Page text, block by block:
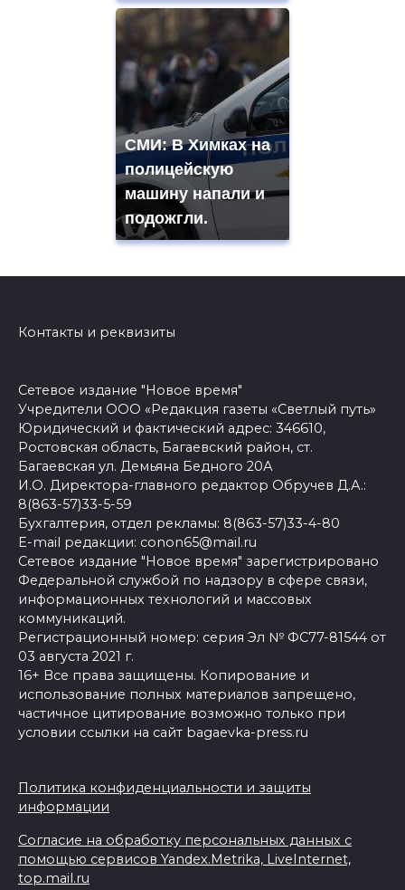
СМИ: В Химках на
полицейскую
машину напали и
подожгли.
Контакты и реквизиты
Сетевое издание "Новое время"
Учредители ООО «Редакция газеты «Светлый путь»
Юридический и фактический адрес: 346610,
Ростовская область, Багаевский район, ст.
Багаевская ул. Демьяна Бедного 20А
И.О. Директора-главного редактор Обручев Д.А.:
8(863-57)33-5-59
Бухгалтерия, отдел рекламы: 8(863-57)33-4-80
E-mail редакции: conon65@mail.ru
Сетевое издание "Новое время" зарегистрировано
Федеральной службой по надзору в сфере связи,
информационных технологий и массовых
коммуникаций.
Регистрационный номер: серия Эл № ФС77-81544 от
03 августа 2021 г.
16+ Все права защищены. Копирование и
использование полных материалов запрещено,
частичное цитирование возможно только при
условии ссылки на сайт bagaevka-press.ru
Политика конфиденциальности и защиты
информации
Согласие на обработку персональных данных с
помощью сервисов Yandex.Metrika, LiveInternet,
top.mail.ru